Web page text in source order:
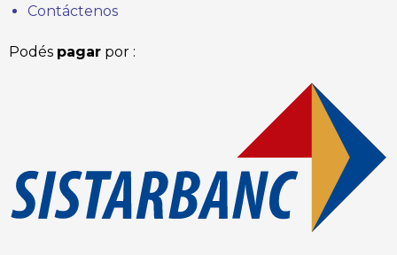
Contáctenos
Podés pagarpor :